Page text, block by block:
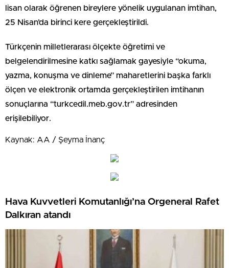
lisan olarak öğrenen bireylere yönelik uygulanan imtihan,
25 Nisan’da birinci kere gerçekleştirildi.
Türkçenin milletlerarası ölçekte öğretimi ve
belgelendirilmesine katkı sağlamak gayesiyle “okuma,
yazma, konuşma ve dinleme” maharetlerini başka farklı
ölçen ve elektronik ortamda gerçekleştirilen imtihanın
sonuçlarına “turkcedil.meb.gov.tr” adresinden
erişilebiliyor.
Kaynak: AA / Şeyma İnanç
Hava Kuvvetleri Komutanlığı’na Orgeneral Rafet
Dalkıran atandı